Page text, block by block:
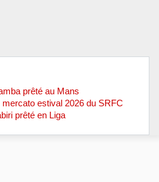
prêté au Mans
estival 2026 du SRFC
prêté en Liga